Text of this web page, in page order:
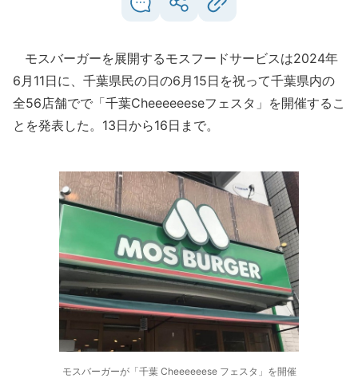
モスバーガーを展開するモスフードサービスは2024年
6月11日に、千葉県民の日の6月15日を祝って千葉県内の
全56店舗でで「千葉Cheeeeeeseフェスタ」を開催するこ
とを発表した。13日から16日まで。
モスバーガーが「千葉 Cheeeeeese フェスタ」を開催